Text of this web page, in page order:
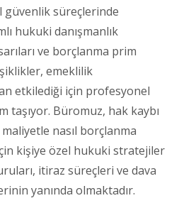
güvenlik süreçlerinde
hukuki danışmanlık
ve borçlanma prim
emeklilik
etkilediği için profesyonel
taşıyor. Büromuz, hak kaybı
nasıl borçlanma
kişiye özel hukuki stratejiler
itiraz süreçleri ve dava
yanında olmaktadır.